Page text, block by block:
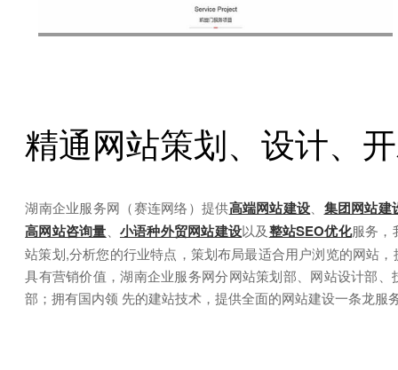
精通网站策划、设计、
湖南企业服务网（赛连网络）提供高端网站建设 集团网站建
高网站咨询量
小语种外贸网站建设以及整站SEO优化服务，
站策划,分析您的行业特点，策划布局最适合用户浏览的网站
具有营销价值，湖南企业服务网分网站策划部、网站设计部
部；拥有国内领 先的建站技术，提供全面的网站建设一条龙服务